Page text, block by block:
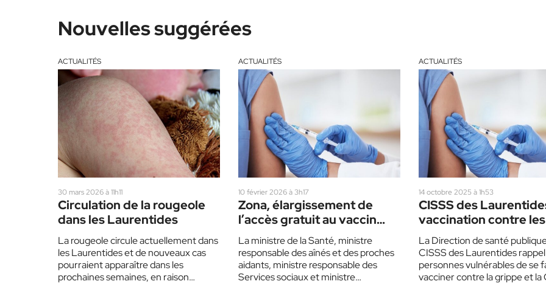
Nouvelles suggérées
ACTUALITÉS
30 mars 2026 à 11h11
Circulation de la rougeole
dans les Laurentides
La rougeole circule actuellement dans
les Laurentides et de nouveaux cas
pourraient apparaître dans les
prochaines semaines, en raison
ACTUALITÉS
10 février 2026 à 3h17
Zona, élargissement de
l’accès gratuit au vaccin
pour les 71 à 74 ans
La ministre de la Santé, ministre
responsable des aînés et des proches
aidants, ministre responsable des
Services sociaux et ministre
ACTUALITÉS
14 octobre 2025 à 1h53
CISSS des
vaccination contre
respiratoires
La Direction de santé
CISSS des Laurentides
personnes vulnérables de se
vacciner contre la grippe et la